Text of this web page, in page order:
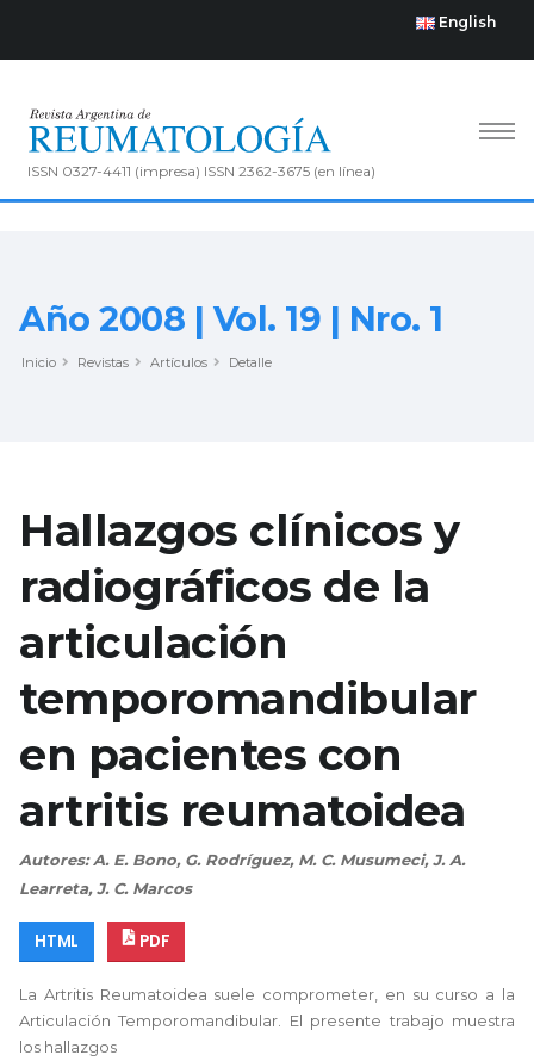
English
ISSN 0327-4411 (impresa) ISSN 2362-3675 (en línea)
Año 2008 | Vol. 19 | Nro. 1
Inicio Revistas Artículos Detalle
Hallazgos clínicos y
radiográficos de la
articulación
temporomandibular
en pacientes con
artritis reumatoidea
Autores: A. E. Bono, G. Rodríguez, M. C. Musumeci, J. A.
Learreta, J. C. Marcos
HTML PDF
La Artritis Reumatoidea suele comprometer, en su curso a la
Articulación Temporomandibular. El presente trabajo muestra
los hallazgos